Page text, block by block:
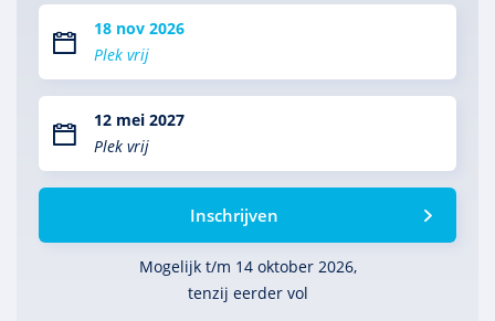
18 nov 2026
Plek vrij
12 mei 2027
Plek vrij
Inschrijven
Mogelijk t/m 14 oktober 2026,
tenzij eerder vol